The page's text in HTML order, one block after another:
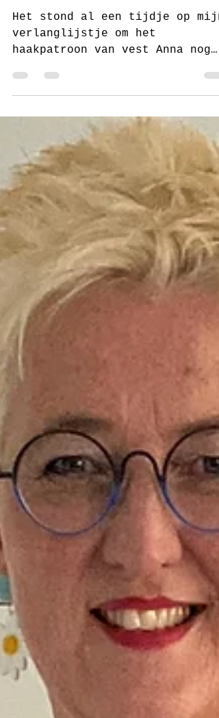
Haakpatroon vest
Anna van juf Sas
Het stond al een tijdje op mijn
verlanglijstje om het
een keer te haken maar dan in
één kleur. Ik heb vest...